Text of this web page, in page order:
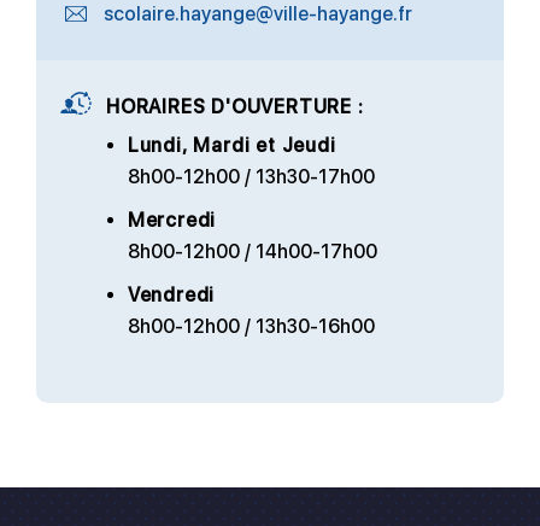
scolaire.hayange@ville-hayange.fr
HORAIRES D'OUVERTURE :
Lundi, Mardi et Jeudi
8h00-12h00 / 13h30-17h00
Mercredi
8h00-12h00 / 14h00-17h00
Vendredi
8h00-12h00 / 13h30-16h00